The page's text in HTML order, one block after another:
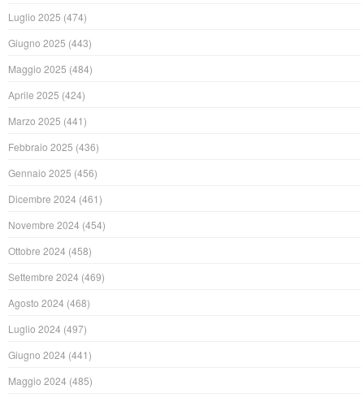
Luglio 2025 (474)
Giugno 2025 (443)
Maggio 2025 (484)
Aprile 2025 (424)
Marzo 2025 (441)
Febbraio 2025 (436)
Gennaio 2025 (456)
Dicembre 2024 (461)
Novembre 2024 (454)
Ottobre 2024 (458)
Settembre 2024 (469)
Agosto 2024 (468)
Luglio 2024 (497)
Giugno 2024 (441)
Maggio 2024 (485)